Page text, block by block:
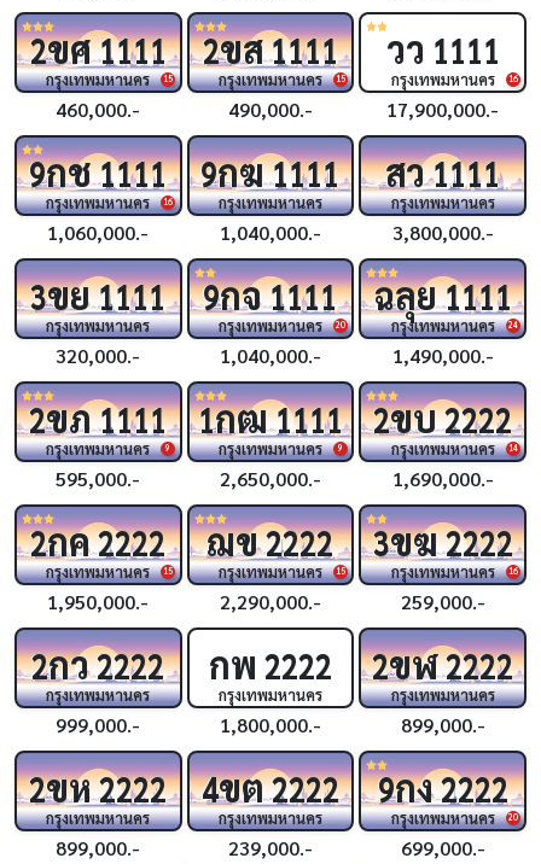
15
2ขศ1111
กรุงเทพมหานคร
460,000.-
15
2ขส1111
กรุงเทพมหานคร
490,000.-
16
วว 1111
กรุงเทพมหานคร
17,900,000.-
16
9กช1111
กรุงเทพมหานคร
1,060,000.-
9กฆ1111
กรุงเทพมหานคร
1,040,000.-
สว1111
กรุงเทพมหานคร
3,800,000.-
3ขย1111
กรุงเทพมหานคร
320,000.-
20
9กจ1111
กรุงเทพมหานคร
1,040,000.-
24
ฉลุย1111
กรุงเทพมหานคร
1,490,000.-
9
2ขภ1111
กรุงเทพมหานคร
595,000.-
9
1กฒ1111
กรุงเทพมหานคร
2,650,000.-
14
2ขบ2222
กรุงเทพมหานคร
1,690,000.-
15
2กค2222
กรุงเทพมหานคร
1,950,000.-
15
ฌข2222
กรุงเทพมหานคร
2,290,000.-
16
3ขฆ2222
กรุงเทพมหานคร
259,000.-
2กว2222
กรุงเทพมหานคร
999,000.-
กพ 2222
กรุงเทพมหานคร
1,800,000.-
2ขฬ2222
กรุงเทพมหานคร
899,000.-
2ขห2222
กรุงเทพมหานคร
899,000.-
4ขต2222
กรุงเทพมหานคร
239,000.-
20
9กง2222
กรุงเทพมหานคร
699,000.-